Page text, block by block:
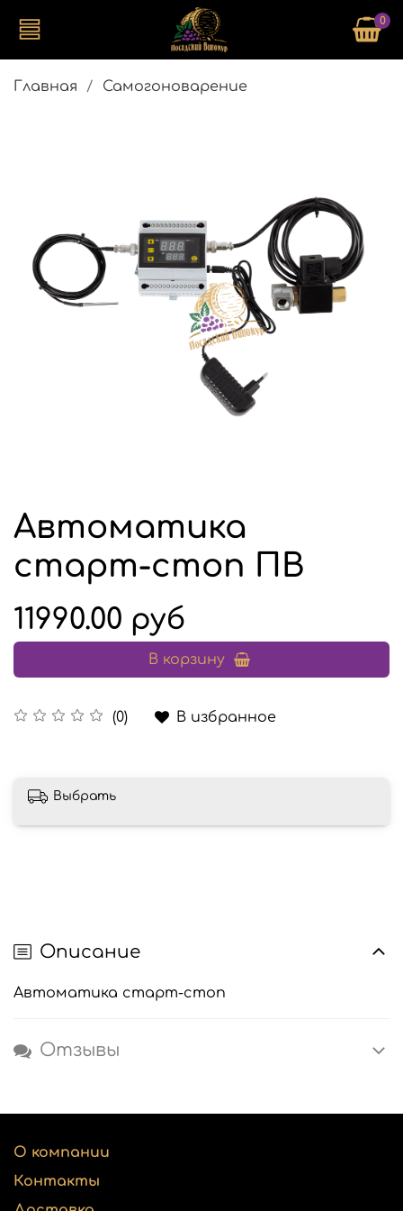
0
Главная Самогоноварение
Автоматика
старт-стоп ПВ
(0) В избранное
11990.00 руб
В корзину
Выбрать
Описание
Автоматика старт-стоп
Отзывы
О компании
Контакты